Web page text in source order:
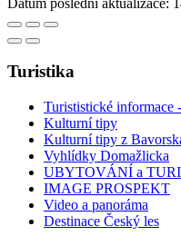
Datum poslední aktualizace:
Turistika
Turististické informace
Kulturní tipy
Kulturní tipy z
Vyhlídky Domažlicka
UBYTOVÁNÍ a
IMAGE PROSPEKT
Video a panoráma
Destinace Český les